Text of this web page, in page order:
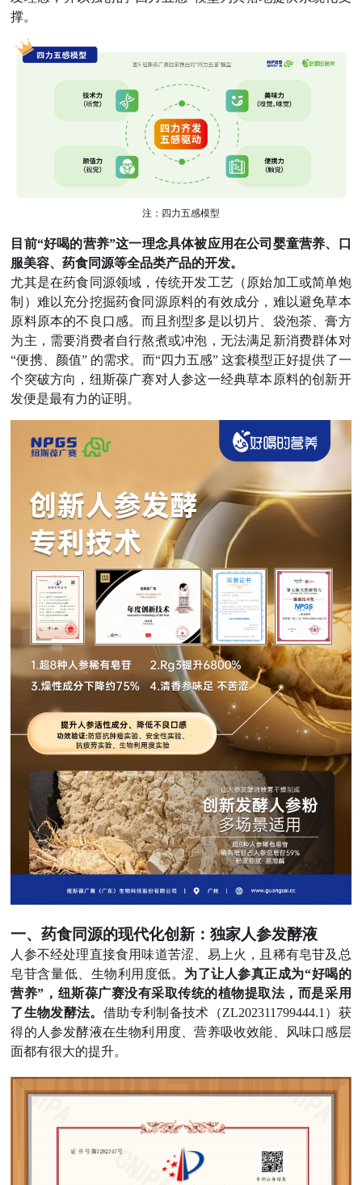
撑。
注：四力五感模型
目前“好喝的营养”这一理念具体被应用在公司婴童营养、口
服美容、药食同源等全品类产品的开发。
尤其是在药食同源领域，传统开发工艺（原始加工或简单炮
制）难以充分挖掘药食同源原料的有效成分，难以避免草本
原料原本的不良口感。而且剂型多是以切片、袋泡茶、膏方
为主，需要消费者自行熬煮或冲泡，无法满足新消费群体对
“便携、颜值” 的需求。而“四力五感” 这套模型正好提供了一
个突破方向，纽斯葆广赛对人参这一经典草本原料的创新开
发便是最有力的证明。
一、药食同源的现代化创新：独家人参发酵液
人参不经处理直接食用味道苦涩、易上火，且稀有皂苷及总
皂苷含量低、生物利用度低。 为了让人参真正成为“好喝的
营养”，纽斯葆广赛没有采取传统的植物提取法，而是采用
了生物发酵法。 借助专利制备技术（ZL202311799444.1）获
得的人参发酵液在生物利用度、营养吸收效能、风味口感层
面都有很大的提升。